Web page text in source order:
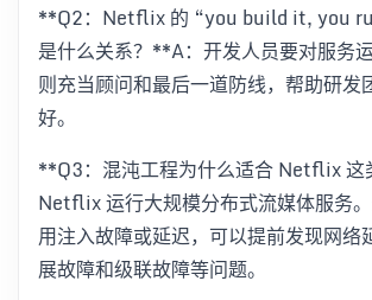
**Q2：Netflix 的 “you build it, you
是什么关系？**A：开发人员要对服务
则充当顾问和最后一道防线，帮助研发
好。
**Q3：混沌工程为什么适合 Netflix 这
Netflix 运行大规模分布式流媒体服务
用注入故障或延迟，可以提前发现网络
展故障和级联故障等问题。